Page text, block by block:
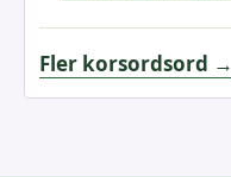
Fler korsordsord →